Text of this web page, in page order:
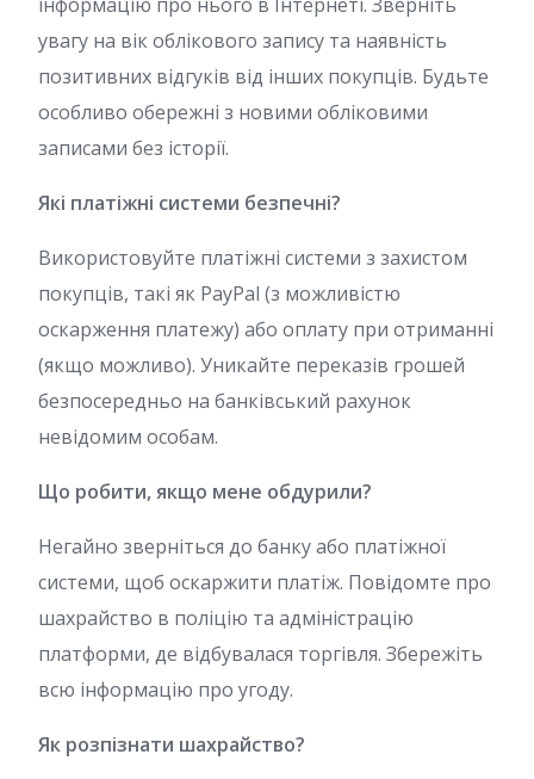
увагу на вік облікового запису та наявність
позитивних відгуків від інших покупців. Будьте
особливо обережні з новими обліковими
записами без історії.
Які платіжні системи безпечні?
Використовуйте платіжні системи з захистом
покупців, такі як PayPal (з можливістю
оскарження платежу) або оплату при отриманні
(якщо можливо). Уникайте переказів грошей
безпосередньо на банківський рахунок
невідомим особам.
Що робити, якщо мене обдурили?
Негайно зверніться до банку або платіжної
системи, щоб оскаржити платіж. Повідомте про
шахрайство в поліцію та адміністрацію
платформи, де відбувалася торгівля. Збережіть
всю інформацію про угоду.
Як розпізнати шахрайство?